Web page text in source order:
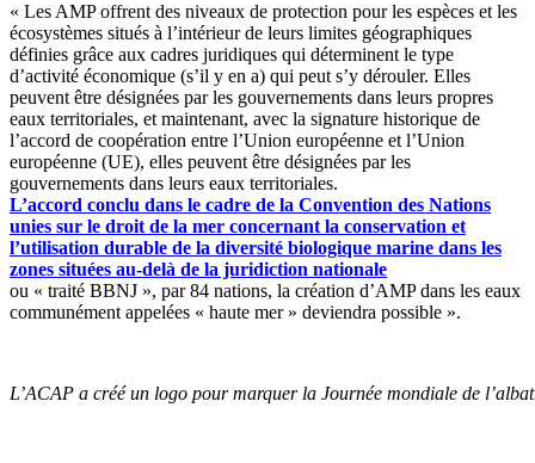
« Les AMP offrent des niveaux de protection pour les espèces et les
écosystèmes situés à l’intérieur de leurs limites géographiques
définies grâce aux cadres juridiques qui déterminent le type
d’activité économique (s’il y en a) qui peut s’y dérouler. Elles
peuvent être désignées par les gouvernements dans leurs propres
eaux territoriales, et maintenant, avec la signature historique de
l’accord de coopération entre l’Union européenne et l’Union
européenne (UE), elles peuvent être désignées par les
gouvernements dans leurs eaux territoriales.
L’accord conclu dans le cadre de la Convention des Nations
unies sur le droit de la mer concernant la conservation et
l’utilisation durable de la diversité biologique marine dans les
zones situées au-delà de la juridiction nationale
ou « traité BBNJ », par 84 nations, la création d’AMP dans les eaux
communément appelées « haute mer » deviendra possible ».
L’ACAP a créé un logo pour marquer la Journée mondiale de